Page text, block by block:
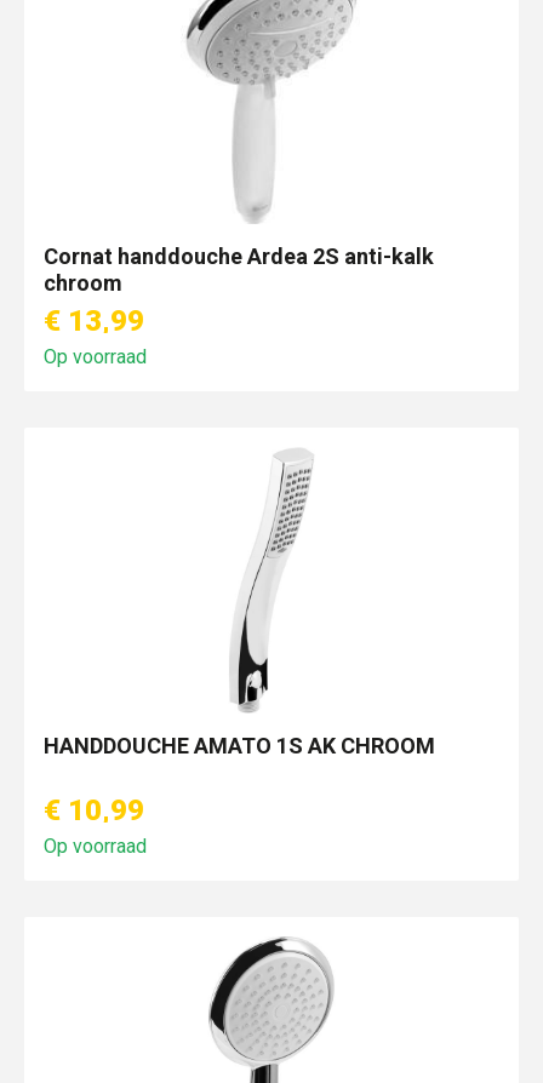
Cornat handdouche Ardea 2S anti-kalk
chroom
€ 13,99
Op voorraad
HANDDOUCHE AMATO 1S AK CHROOM
€ 10,99
Op voorraad